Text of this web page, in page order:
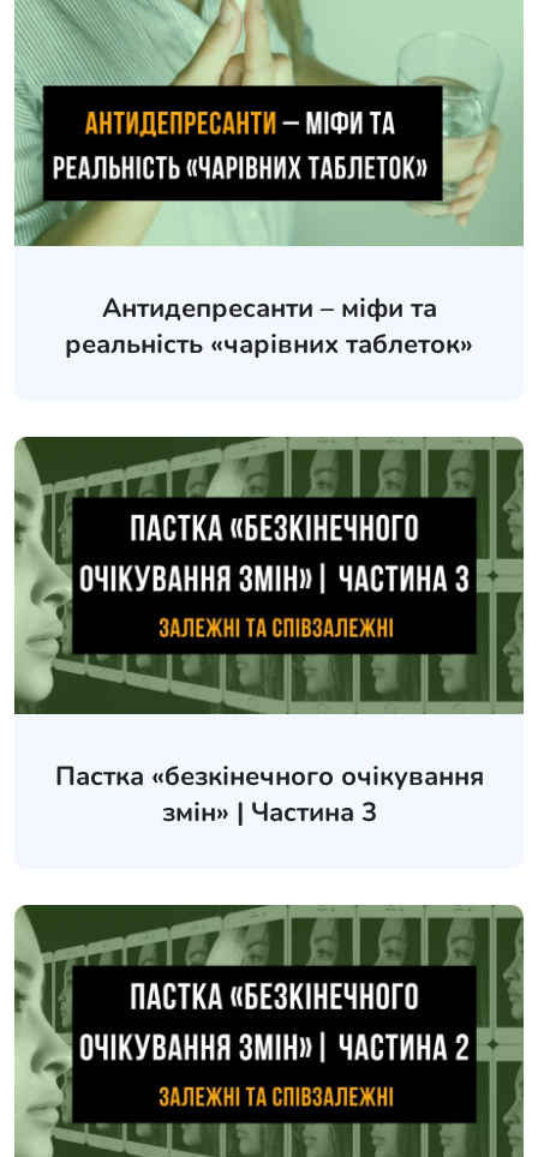
Антидепресанти – міфи та
реальність «чарівних таблеток»
Пастка «безкінечного очікування
змін» | Частина 3